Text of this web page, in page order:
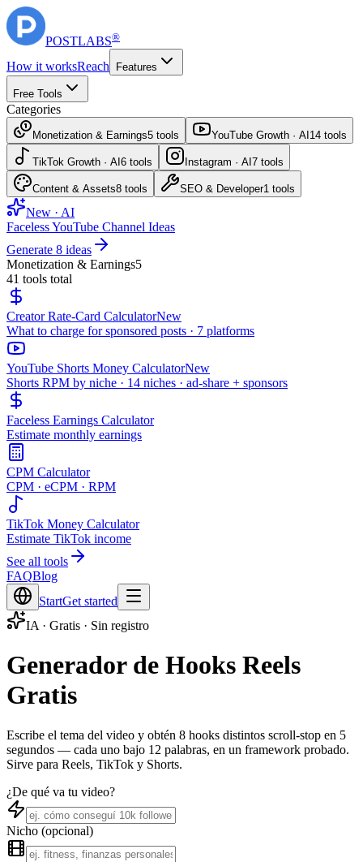
POSTLABS®
How it worksReach Features
Free Tools
Categories
Monetization & Earnings5 tools YouTube Growth · AI 14 tools
TikTok Growth · AI 6 tools Instagram · AI 7 tools
Content & Assets8 tools SEO & Developer1 tools
New · AI
Faceless YouTube Channel Ideas
Generate 8 ideas
Monetization & Earnings5
41 tools total
Creator Rate-Card CalculatorNew
What to charge for sponsored posts · 7 platforms
YouTube Shorts Money CalculatorNew
Shorts RPM by niche · 14 niches · ad-share + sponsors
Faceless Earnings Calculator
Estimate monthly earnings
CPM Calculator
CPM · eCPM · RPM
TikTok Money Calculator
Estimate TikTok income
See all tools
FAQBlog
StartGet started
IA · Gratis · Sin registro
Generador de Hooks Reels
Gratis
Escribe el tema del video y obtén 8 hooks distintos scroll-stop en 5
segundos — cada uno bajo 12 palabras, en un framework probado.
Sirve para Reels, TikTok y Shorts.
¿De qué va tu video?
Nicho (opcional)